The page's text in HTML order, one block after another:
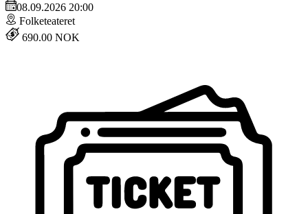
08.09.2026 20:00
Folketeateret
690.00 NOK